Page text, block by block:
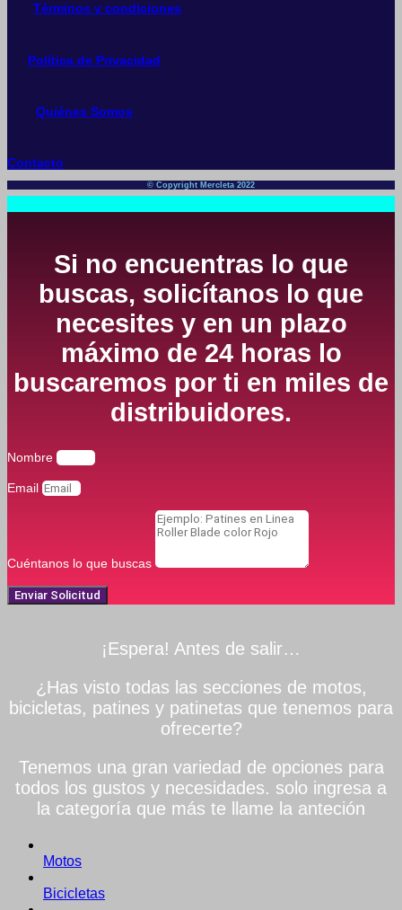
Términos y condiciones
Política de Privacidad
Quiénes Somos
Contacto
© Copyright Mercleta 2022
Si no encuentras lo que
buscas, solicítanos lo que
necesites y en un plazo
máximo de 24 horas lo
buscaremos por ti en miles de
distribuidores.
Nombre
Email
Cuéntanos lo que buscas
Enviar Solicitud
¡Espera! Antes de salir…
¿Has visto todas las secciones de motos,
bicicletas, patines y patinetas que tenemos para
ofrecerte?
Tenemos una gran variedad de opciones para
todos los gustos y necesidades. solo ingresa a
la categoría que más te llame la anteción
Motos
Bicicletas